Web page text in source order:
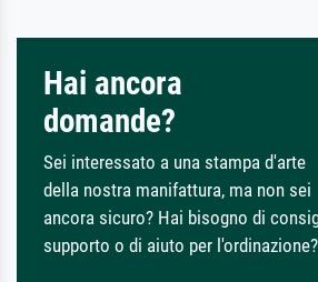
Hai ancora
domande?
Sei interessato a una stampa d'arte
della nostra manifattura, ma non sei
ancora sicuro? Hai bisogno di
supporto o di aiuto per l'ordinazione?